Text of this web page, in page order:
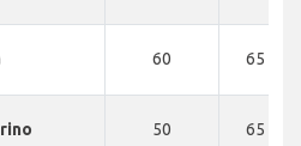
60 65 KM
50 65 KM